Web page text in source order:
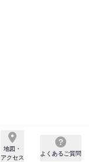
地図・
アクセス
よくあるご質問